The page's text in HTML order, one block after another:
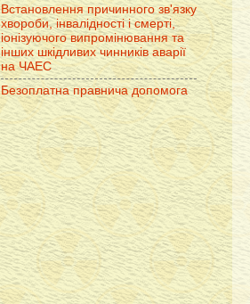
Встановлення причинного зв'язку
хвороби, інвалідності і смерті,
іонізуючого випромінювання та
інших шкідливих чинників аварії
на ЧАЕС
Безоплатна правнича допомога